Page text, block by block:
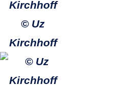
© Uz
Kirchhoff